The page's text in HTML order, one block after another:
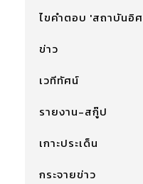
ไขคำตอบ 'สถาบันอิ
ข่าว
เวทีทัศน์
รายงาน-สกู๊ป
เกาะประเด็น
กระจายข่าว